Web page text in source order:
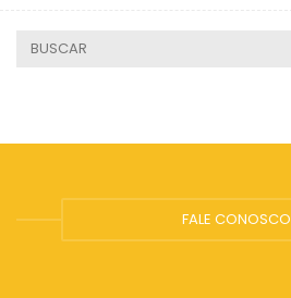
FALE CONOSCO